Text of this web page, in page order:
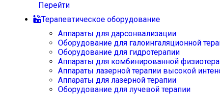
Перейти
Терапевтическое оборудование
Аппараты для дарсонвализации
Оборудование для галоингаляционной
Оборудование для гидротерапии
Аппараты для комбинированной
Аппараты лазерной терапии высокой
Аппараты для лазерной терапии
Оборудование для лучевой терапии